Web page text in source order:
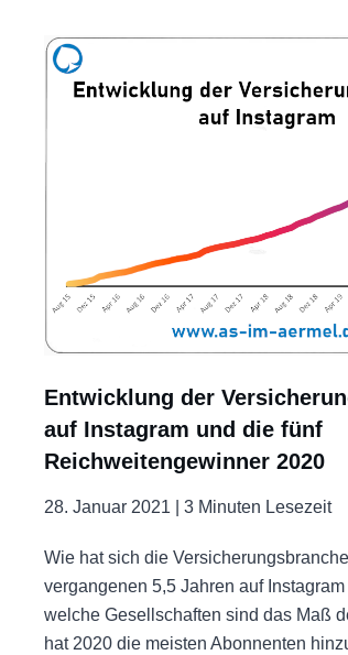
Entwicklung der
auf Instagram und die fünf
Reichweitengewinner 2020
28. Januar 2021 | 3 Minuten Lesezeit
Wie hat sich die
vergangenen 5,5 Jahren auf
welche Gesellschaften sind das Maß
hat 2020 die meisten Abonnenten